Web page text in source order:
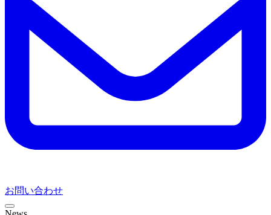
お問い合わせ